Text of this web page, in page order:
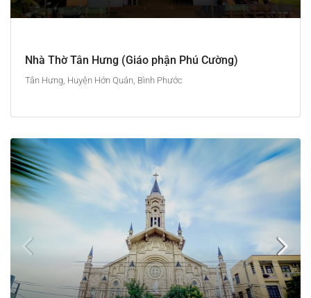
Nhà Thờ Tân Hưng (Giáo phận Phú Cường)
Tân Hưng, Huyện Hớn Quản, Bình Phước